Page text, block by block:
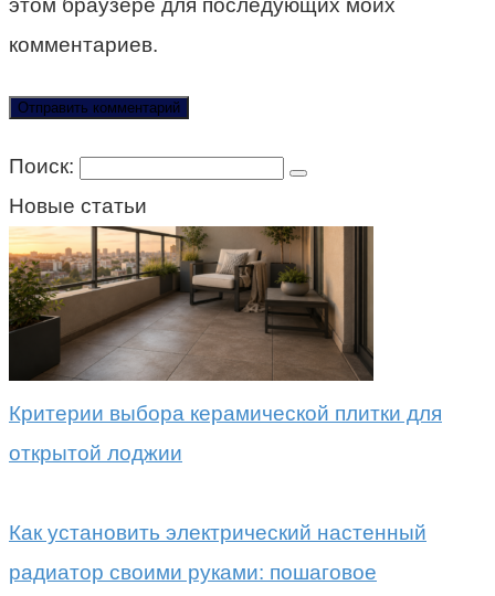
этом браузере для последующих моих
комментариев.
Поиск:
Новые статьи
Критерии выбора керамической плитки для
открытой лоджии
Как установить электрический настенный
радиатор своими руками: пошаговое